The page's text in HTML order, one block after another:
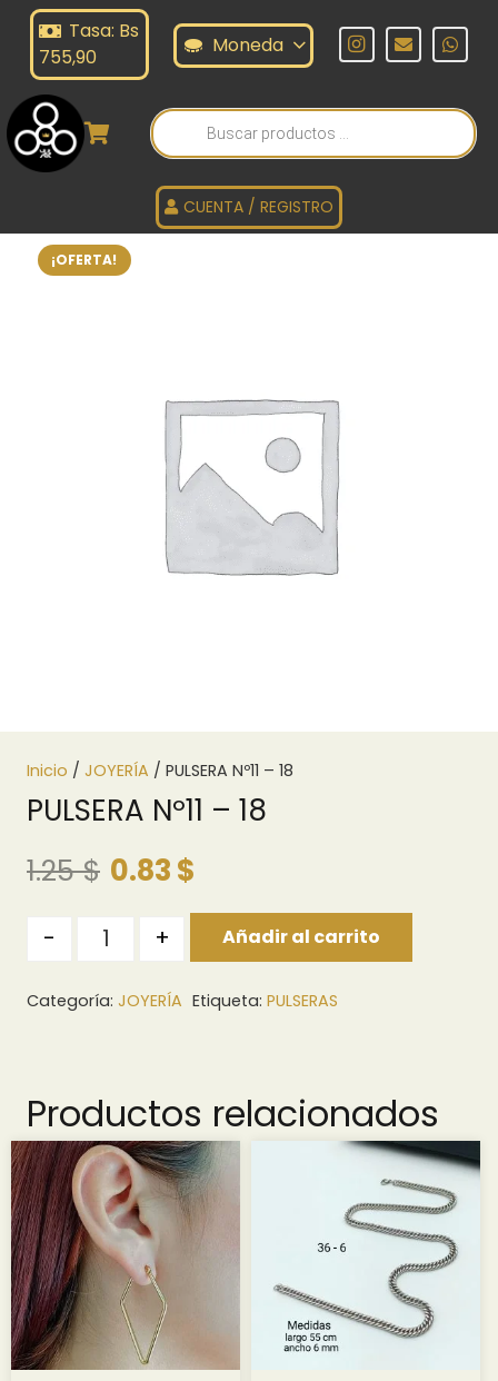
Tasa: Bs
755,90
Moneda
Búsqueda
de
productos
CUENTA / REGISTRO
¡OFERTA!
Inicio / JOYERÍA / PULSERA Nº11 – 18
PULSERA Nº11 – 18
1.25$ El
original
era:
1.25 $.
0.83$
actual
es:
0.83 $.
- + Añadir al carrito
Categoría: JOYERÍA Etiqueta: PULSERAS
Productos relacionados